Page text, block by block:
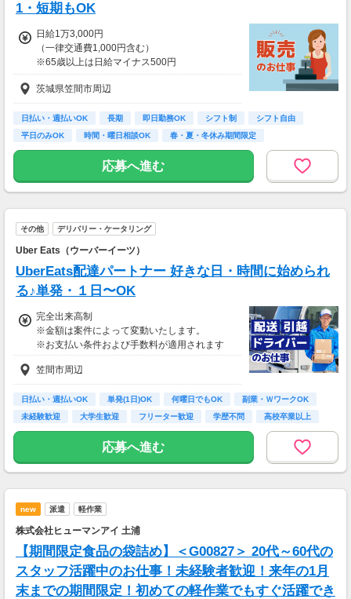
1・短期もOK
日給1万3,000円
（一律交通費1,000円含む）
※65歳以上は日給マイナス500円
※70歳以上は日給マイナス2,000円
---
■交通誘導2級以上の資格をお持ちの方は
日給1万3,000円
※65歳以上は日給マイナス500円
※70歳以上は日給マイナス1,000円
★交通誘導2級（以上）として従事した場合
■65歳～69歳迄では他の年代と同じ現場でも
安全面・体力面の考慮により比較的低負荷の業
70歳以降では低負荷業務や季節により
相談の上短時間勤務をすることもあるため
＜月収例＞
月収26万円可能
（日給1万3,000円××月20日勤務）
茨城県笠間市周辺
日払い・週払いOK 長期 即日勤務OK シフト制
シフト自由
平日のみOK
時間・曜日相談OK
春・夏・冬休み期間限定
副業・ＷワークOK
応募へ進む
その他 デリバリー・ケータリング
Uber Eats（ウーバーイーツ）
UberEats配達パートナー 好きな日・時間に始められ
る♪単発・１日〜OK
完全出来高制
※金額は案件によって変動いたします。
※お支払い条件および手数料が適用されます
笠間市周辺
日払い・週払いOK 単発(1日)OK 何曜日でもOK
副業・ＷワークOK
未経験歓迎
大学生歓迎 フリーター歓迎 学歴不問 高校卒業以上
応募へ進む
new 派遣 軽作業
株式会社ヒューマンアイ 土浦
【期間限定食品の袋詰め】＜G00827＞ 20代～60代の
スタッフ活躍中のお仕事！未経験者歓迎！来年の1月
末までの期間限定！初めての軽作業でもすぐ活躍でき